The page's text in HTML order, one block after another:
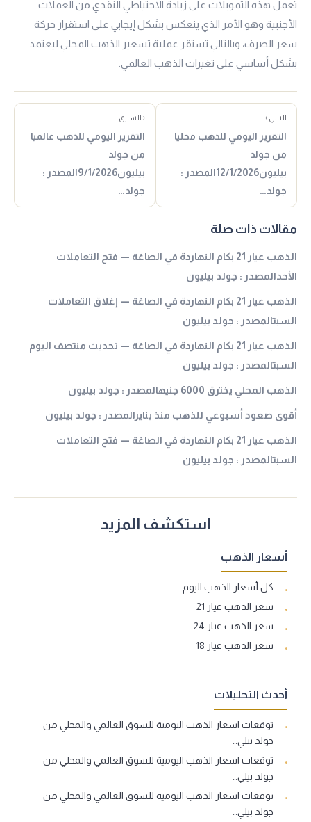
تعمل هذه التمويلات على زيادة الاحتياطي النقدي من العملات
الأجنبية وهو الأمر الذي ينعكس بشكل إيجابي على استقرار حركة
سعر الصرف، وبالتالي تستقر عملية تسعير الذهب المحلي ليعتمد
بشكل أساسي على تغيرات الذهب العالمي.
التالي ›
التقرير اليومي للذهب محليا
من جولد
بيليون12/1/2026المصدر :
جولد…
‹ السابق
التقرير اليومي للذهب عالميا
من جولد
بيليون9/1/2026المصدر :
جولد…
مقالات ذات صلة
الذهب عيار 21 بكام النهاردة في الصاغة — فتح التعاملات
الأحدالمصدر : جولد بيليون
الذهب عيار 21 بكام النهاردة في الصاغة — إغلاق التعاملات
السبتالمصدر : جولد بيليون
الذهب عيار 21 بكام النهاردة في الصاغة — تحديث منتصف اليوم
السبتالمصدر : جولد بيليون
الذهب المحلي يخترق 6000 جنيهالمصدر : جولد بيليون
أقوى صعود أسبوعي للذهب منذ ينايرالمصدر : جولد بيليون
الذهب عيار 21 بكام النهاردة في الصاغة — فتح التعاملات
السبتالمصدر : جولد بيليون
استكشف المزيد
أسعار الذهب
كل أسعار الذهب اليوم
سعر الذهب عيار 21
سعر الذهب عيار 24
سعر الذهب عيار 18
أحدث التحليلات
توقعات اسعار الذهب اليومية للسوق العالمي والمحلي من
جولد بيلي…
توقعات اسعار الذهب اليومية للسوق العالمي والمحلي من
جولد بيلي…
توقعات اسعار الذهب اليومية للسوق العالمي والمحلي من
جولد بيلي…